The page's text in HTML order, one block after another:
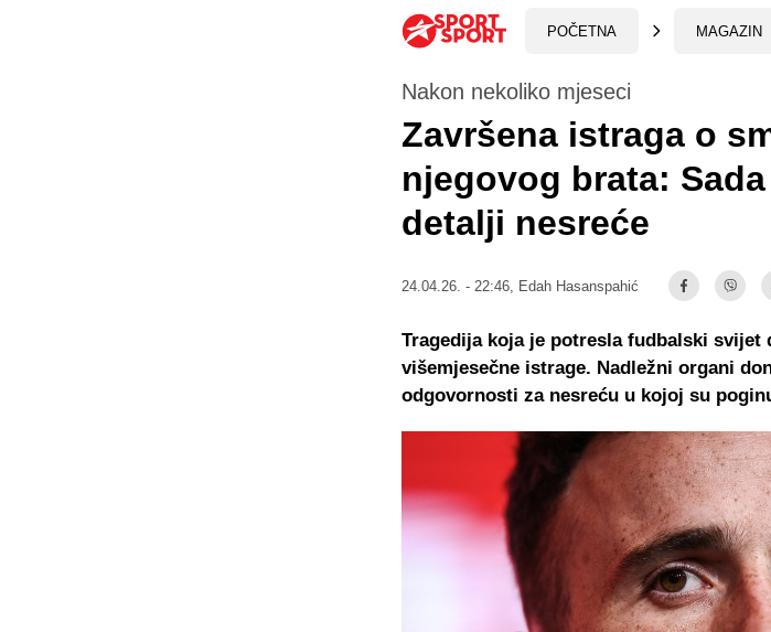
POČETNA MAGAZIN
Nakon nekoliko mjeseci
Završena istraga o
njegovog brata:
detalji nesreće
24.04.26. - 22:46, Edah Hasanspahić
Tragedija koja je potresla fudbalski svijet
višemjesečne istrage. Nadležni organi
odgovornosti za nesreću u kojoj su